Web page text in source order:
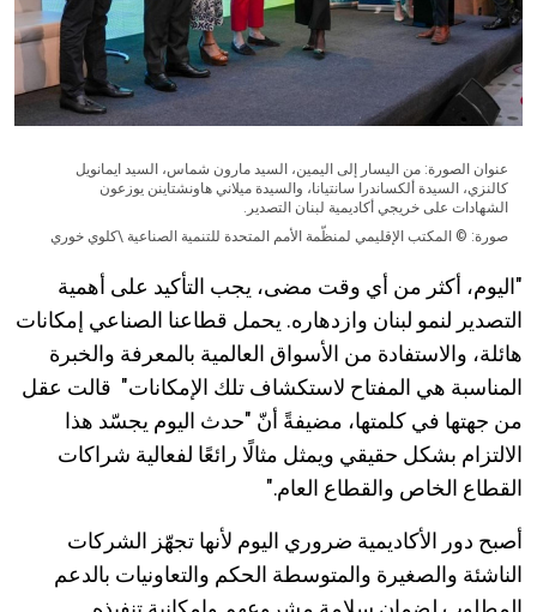
عنوان الصورة: من اليسار إلى اليمين، السيد مارون شماس، السيد ايمانويل
كالنزي، السيدة ألكساندرا سانتيانا، والسيدة ميلاني هاونشتاينن يوزعون
الشهادات على خريجي أكاديمية لبنان التصدير.
صورة: © المكتب الإقليمي لمنظّمة الأمم المتحدة للتنمية الصناعية \كلوي خوري
"اليوم، أكثر من أي وقت مضى، يجب التأكيد على أهمية
التصدير لنمو لبنان وازدهاره. يحمل قطاعنا الصناعي إمكانات
هائلة، والاستفادة من الأسواق العالمية بالمعرفة والخبرة
المناسبة هي المفتاح لاستكشاف تلك الإمكانات" قالت عقل
من جهتها في كلمتها، مضيفةً أنّ "حدث اليوم يجسّد هذا
الالتزام بشكل حقيقي ويمثل مثالًا رائعًا لفعالية شراكات
القطاع الخاص والقطاع العام."
أصبح دور الأكاديمية ضروري اليوم لأنها تجهّز الشركات
الناشئة والصغيرة والمتوسطة الحكم والتعاونيات بالدعم